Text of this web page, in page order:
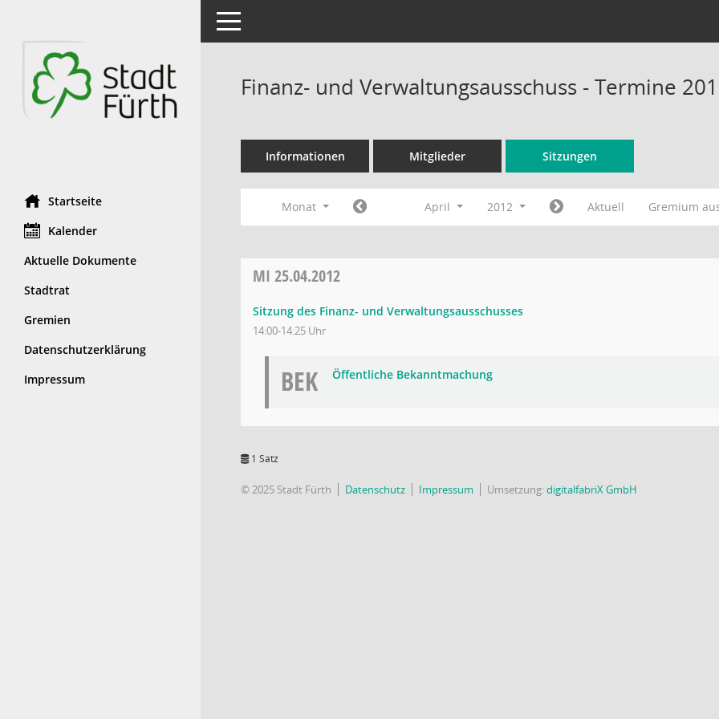
Startseite
Kalender
Aktuelle Dokumente
Stadtrat
Gremien
Datenschutzerklärung
Impressum
Toggle navigation
Finanz- und Verwaltungsausschuss - Termine
Informationen Mitglieder Sitzungen
Monat April 2012 Aktuell Gremium
MI 25.04.2012
Sitzung des Finanz- und Verwaltungsausschusses
14:00-14:25 Uhr
BEK Öffentliche Bekanntmachung
1 Satz
© 2025 Stadt Fürth Datenschutz Impressum Umsetzung:digitalfabriX GmbH